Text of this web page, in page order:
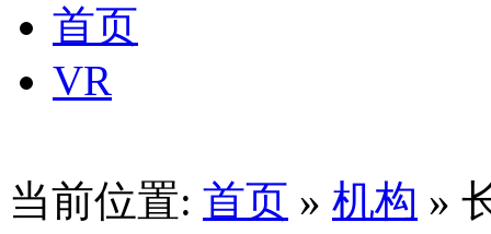
首页
VR
当前位置: 首页 » 机构 »